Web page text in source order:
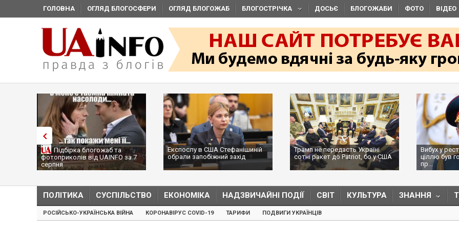
ГОЛОВНА ОГЛЯД БЛОГОСФЕРИ ОГЛЯД БЛОГОЖАБ БЛОГОСТРІЧКА ДОСЬЄ БЛОГОЖАБИ ФОТО ВІДЕО
Підбірка блогожаб та
фотоприколів від UAINFO за 7
серпня
Експослу в США Стефанішиній
обрали запобіжний захід
Трамп не передасть Україні
сотні ракет до Patriot, бо у США
...
Вибух у
ціллю був
пр...
ПОЛІТИКА СУСПІЛЬСТВО ЕКОНОМІКА НАДЗВИЧАЙНІ ПОДІЇ СВІТ КУЛЬТУРА ЗНАННЯ
РОСІЙСЬКО-УКРАЇНСЬКА ВІЙНА КОРОНАВІРУС COVID-19 ТАРИФИ ПОДВИГИ УКРАЇНЦІВ